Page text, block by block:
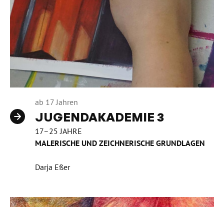
ab 17 Jahren
JUGENDAKADEMIE 3
17–25 JAHRE
MALERISCHE UND ZEICHNERISCHE GRUNDLAGEN
Darja Eßer